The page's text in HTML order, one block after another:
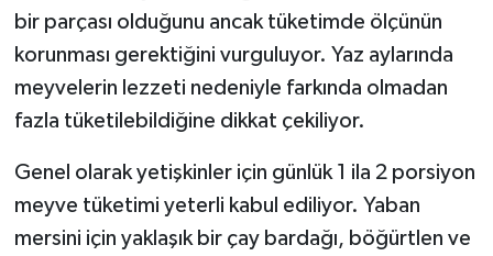
bir parçası olduğunu ancak tüketimde ölçünün
korunması gerektiğini vurguluyor. Yaz aylarında
meyvelerin lezzeti nedeniyle farkında olmadan
fazla tüketilebildiğine dikkat çekiliyor.
Genel olarak yetişkinler için günlük 1 ila 2 porsiyon
meyve tüketimi yeterli kabul ediliyor. Yaban
mersini için yaklaşık bir çay bardağı, böğürtlen ve